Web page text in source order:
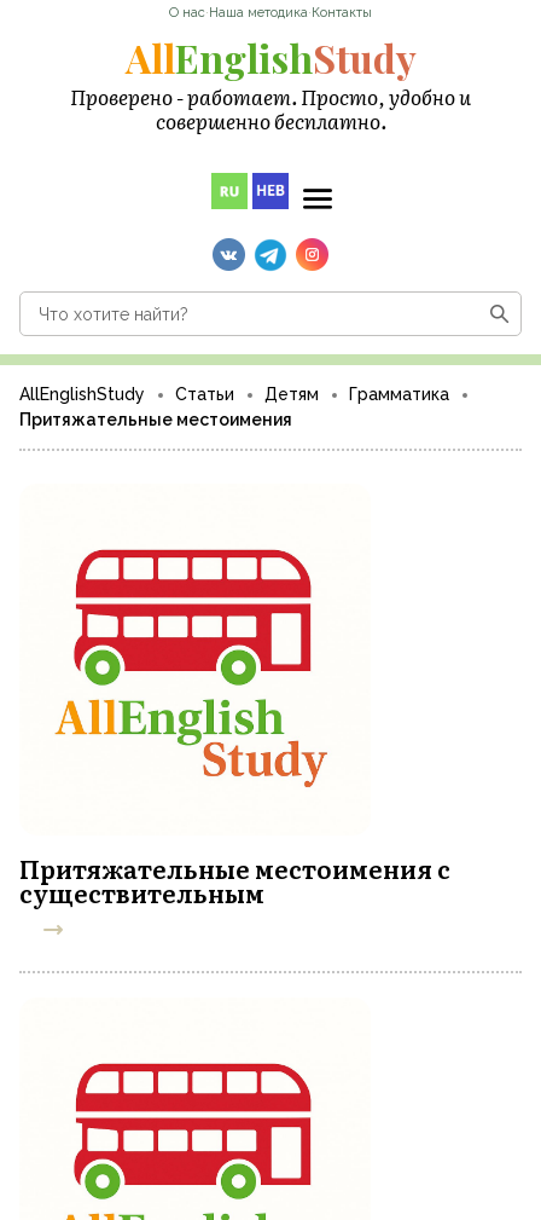
О нас·Наша методика·Контакты
AllEnglishStudy
Проверено - работает. Просто, удобно и
совершенно бесплатно.
AllEnglishStudy Статьи Детям
Грамматика
Притяжательные местоимения
Притяжательные местоимения с
существительным